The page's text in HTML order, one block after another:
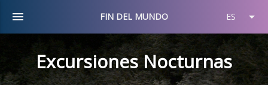
FIN DEL MUNDO
menu ES arrow_drop_down
Excursiones Nocturnas